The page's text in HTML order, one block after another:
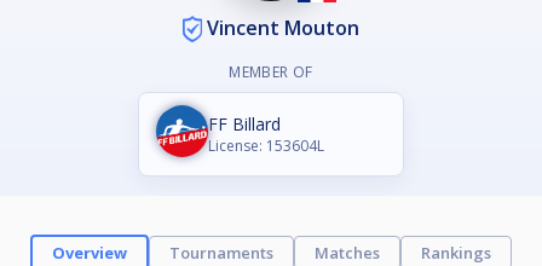
Vincent Mouton
MEMBER OF
FF Billard
License: 153604L
Overview Tournaments Matches
Rankings